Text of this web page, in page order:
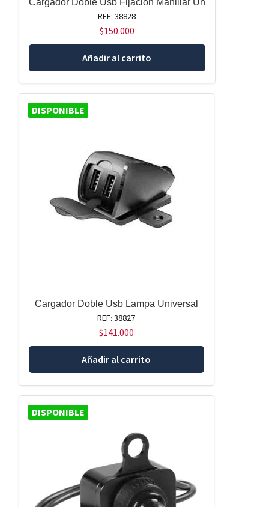
Cargador Doble Usb Fijación Manillar Un
REF: 38828
$150.000
Añadir al carrito
DISPONIBLE
Cargador Doble Usb Lampa Universal
REF: 38827
$141.000
Añadir al carrito
DISPONIBLE